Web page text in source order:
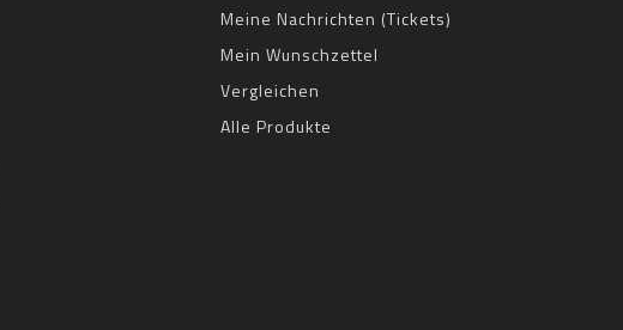
Meine Nachrichten (Tickets)
Mein Wunschzettel
Vergleichen
Alle Produkte